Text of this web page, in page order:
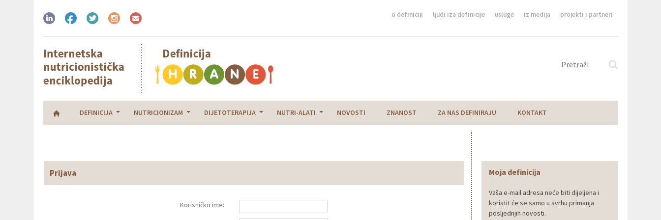
o definiciji ljudi iza definicije usluge iz medija projekti i partneri
DEFINICIJA NUTRICIONIZAM DIJETOTERAPIJA NUTRI-ALATI NOVOSTI ZNANOST ZA NAS DEFINIRAJU KONTAKT
Prijava
Korisničko ime:
Moja definicija
Vaša e-mail adresa neće biti dijeljena i
koristit će se samo u svrhu primanja
posljednjih novosti.